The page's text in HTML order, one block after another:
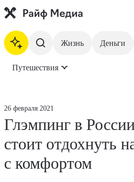
Жизнь Деньги
Путешествия
Деньги
Бизнес
26 февраля 2021
Глэмпинг в
стоит отдохнуть
с комфортом